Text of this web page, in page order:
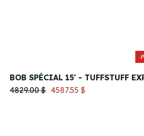
BOB SPÉCIAL 15' - TUFFSTUFF
4829.00 $ 4587.55 $